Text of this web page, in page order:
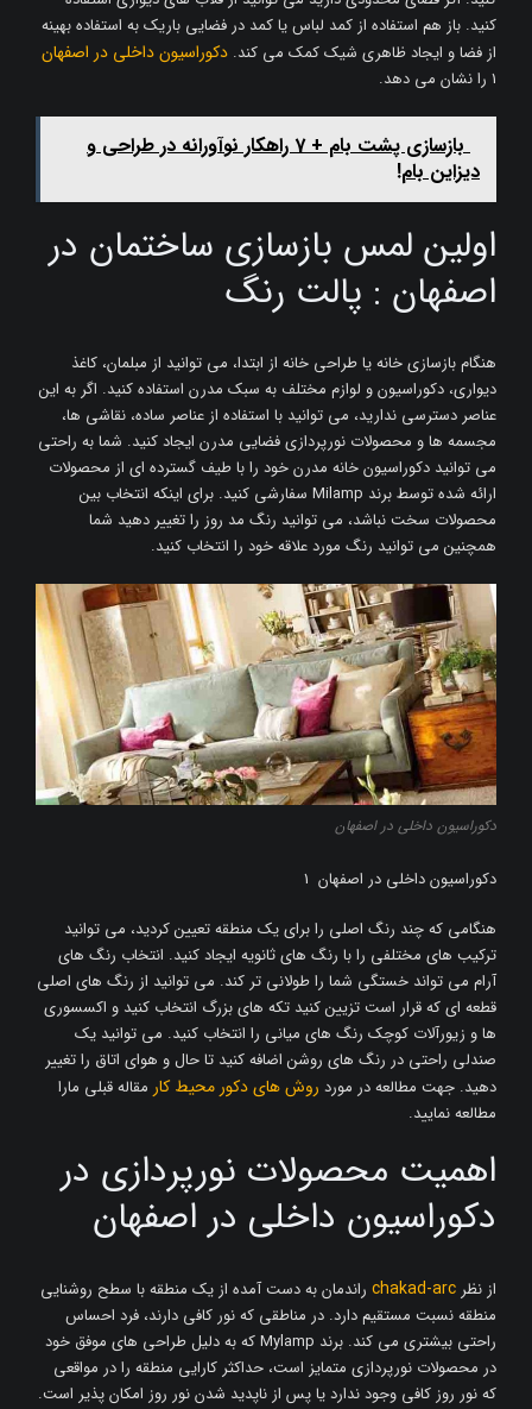
کنید. باز هم استفاده از کمد لباس یا کمد در فضایی باریک به استفاده بهینه
از فضا و ایجاد ظاهری شیک کمک می کند. دکوراسیون داخلی در اصفهان
1 را نشان می دهد.
بازسازی پشت بام + 7 راهکار نوآورانه در طراحی و
دیزاین بام!
اولین لمس بازسازی ساختمان در
اصفهان : پالت رنگ
هنگام بازسازی خانه یا طراحی خانه از ابتدا، می توانید از مبلمان، کاغذ
دیواری، دکوراسیون و لوازم مختلف به سبک مدرن استفاده کنید. اگر به این
عناصر دسترسی ندارید، می توانید با استفاده از عناصر ساده، نقاشی ها،
مجسمه ها و محصولات نورپردازی فضایی مدرن ایجاد کنید. شما به راحتی
می توانید دکوراسیون خانه مدرن خود را با طیف گسترده ای از محصولات
ارائه شده توسط برند Milamp سفارشی کنید. برای اینکه انتخاب بین
محصولات سخت نباشد، می توانید رنگ مد روز را تغییر دهید شما
همچنین می توانید رنگ مورد علاقه خود را انتخاب کنید.
دکوراسیون داخلی در اصفهان
دکوراسیون داخلی در اصفهان 1
هنگامی که چند رنگ اصلی را برای یک منطقه تعیین کردید، می توانید
ترکیب های مختلفی را با رنگ های ثانویه ایجاد کنید. انتخاب رنگ های
آرام می تواند خستگی شما را طولانی تر کند. می توانید از رنگ های اصلی
قطعه ای که قرار است تزیین کنید تکه های بزرگ انتخاب کنید و اکسسوری
ها و زیورآلات کوچک رنگ های میانی را انتخاب کنید. می توانید یک
صندلی راحتی در رنگ های روشن اضافه کنید تا حال و هوای اتاق را تغییر
دهید. جهت مطالعه در مورد روش های دکور محیط کار مقاله قبلی مارا
مطالعه نمایید.
اهمیت محصولات نورپردازی در
دکوراسیون داخلی در اصفهان
از نظر chakad-arc راندمان به دست آمده از یک منطقه با سطح روشنایی
منطقه نسبت مستقیم دارد. در مناطقی که نور کافی دارند، فرد احساس
راحتی بیشتری می کند. برند Mylamp که به دلیل طراحی های موفق خود
در محصولات نورپردازی متمایز است، حداکثر کارایی منطقه را در مواقعی
که نور روز کافی وجود ندارد یا پس از ناپدید شدن نور روز امکان پذیر است.